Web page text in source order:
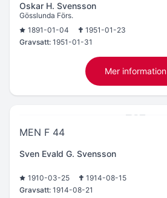
Oskar H. Svensson
Gösslunda Förs.
1891-01-04
1951-01-23
Gravsatt: 1951-01-31
Mer information
MEN F 44
Sven Evald G. Svensson
1910-03-25
1914-08-15
Gravsatt: 1914-08-21